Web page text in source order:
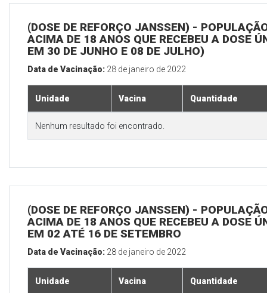
(DOSE DE REFORÇO JANSSEN) -
ACIMA DE 18 ANOS QUE RECEBEU A DOSE
EM 30 DE JUNHO E 08 DE JULHO)
Data de Vacinação: 28 de janeiro de 2022
Unidade Vacina Quantidade
Nenhum resultado foi encontrado.
(DOSE DE REFORÇO JANSSEN) -
ACIMA DE 18 ANOS QUE RECEBEU A DOSE
EM 02 ATÉ 16 DE SETEMBRO
Data de Vacinação: 28 de janeiro de 2022
Unidade Vacina Quantidade